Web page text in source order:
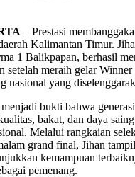
– Prestasi
Kalimantan Timur.
1 Balikpapan, berhasil
setelah meraih gelar Winner
nasional yang
bukti bahwa
bakat, dan daya
Melalui rangkaian
grand final, Jihan
kemampuan
pemenang.